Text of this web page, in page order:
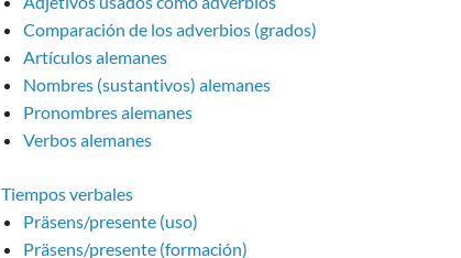
Comparación de los adverbios (grados)
Artículos alemanes
Nombres (sustantivos) alemanes
Pronombres alemanes
Verbos alemanes
Tiempos verbales
Präsens/presente (uso)
Präsens/presente (formación)